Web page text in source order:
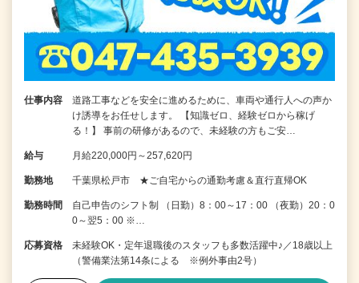
仕事内容
道路工事などを安全に進めるために、車両や通行人への声か
け誘導をお任せします。 【知識ゼロ、経験ゼロから稼げ
る！】 事前の研修があるので、未経験の方もご安…
給与 月給220,000円～257,620円
勤務地 千葉県松戸市 ★ご自宅からの通勤考慮＆直行直帰OK
勤務時間
自己申告のシフト制 （日勤）8：00～17：00 （夜勤）20：0
0～翌5：00 ※…
応募資格
未経験OK・定年退職後のスタッフも多数活躍中♪／18歳以上
（警備業法第14条による ※例外事由2号）